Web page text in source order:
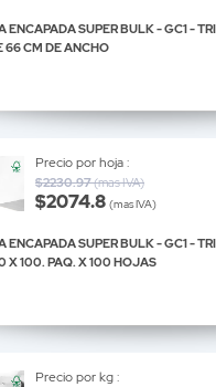
ENCAPADA SUPER BULK - GC1 -
66 CM DE ANCHO
Precio por hoja :
$2230.97(mas IVA)
$2074.8 (mas IVA)
ENCAPADA SUPER BULK - GC1 -
X 100. PAQ. X 100 HOJAS
Precio por kg :